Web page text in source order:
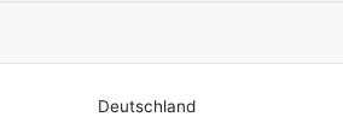
Deutschland